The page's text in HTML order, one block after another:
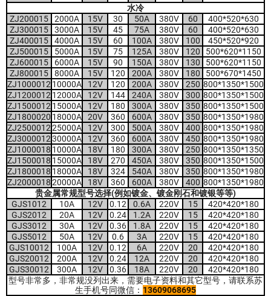
水冷
ZJ200015
2000A 15V 30 50A 380V 60
400*520*630
ZJ300015
3000A 15V 45 75A 380V 60
400*520*630
ZJ400015
4000A 15V 60 100A 380V 100
450*520*920
ZJ500015
5000A 15V 75 125A 380V 120
500*620*1150
ZJ600015
6000A 15V 90 150A 380V 130
500*620*1150
ZJ800015
8000A 15V 120 200A 380V 180
500*670*1450
ZJ100001210000A 12V 120 200A 380V 250 800*1350*1500
ZJ120001212000A 12V 144 240A 380V 300 800*1350*1500
ZJ150001215000A 12V 180 300A 380V 350 800*1350*1500
ZJ1800020 18000A 20V 360 600A 380V 350 800*1350*1980
ZJ250001225000A 12V 300 500A 380V 400 800*1350*1980
ZJ300001230000A 12V 360 600A 380V 450 800*1350*1980
ZJ1000018 10000A 18V 180 300A 380V 250 800*1350*1350
ZJ1500018 15000A 18V 270 450A 380V 350 800*1350*1500
ZJ1800018 18000A 18V 324 540A 380V 350 800*1350*1980
ZJ200001820000A 18V 360 600A 380V 400 800*1350*1980
贵金属常规型号选择(例如镀金、镀金刚石和镀银等等)
GJS1012
10A 12V 0.12 0.6A 220V 15
420*420*180
GJS2012
20A 12V 0.24 1.2A 220V 15
420*420*180
GJS3012
30A 12V 0.36 1.8A 220V 15
420*420*180
GJS5012
50A 12V 0.6 3A 220V 15
420*420*180
GJS10012
100A 12V 0.12 6A 220V 20
420*420*180
GJS20012
200A 12V 0.24 12A 220V 20
420*420*180
GJS30012
300A 12V 0.36 18A 220V 20
420*420*180
型号非常多，非常规没列出来，需要电子资料和其它型号，请联系苏
生手机号同微信： 13609068695